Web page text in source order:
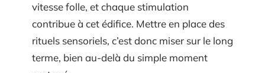
vitesse folle, et chaque stimulation
contribue à cet édifice. Mettre en place des
rituels sensoriels, c’est donc miser sur le long
terme, bien au-delà du simple moment